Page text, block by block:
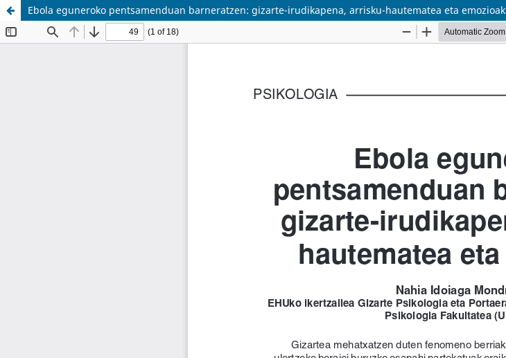
Ebola eguneroko pentsamenduan barneratzen: gizarte-irudikapena, arrisku-hautematea eta emozioak